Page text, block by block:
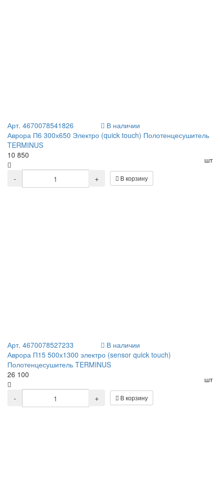
Арт. 4670078541826
В наличии
Аврора П6 300х650 Электро (quick touch) Полотенцесушитель
TERMINUS
10 850
шт
-
+ В корзину
Арт. 4670078527233
В наличии
Аврора П15 500х1300 электро (sensor quick touch)
Полотенцесушитель TERMINUS
26 100
шт
-
+ В корзину